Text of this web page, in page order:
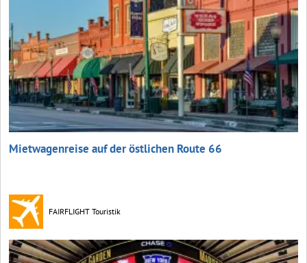
Mietwagenreise auf der östlichen Route 66
FAIRFLIGHT Touristik